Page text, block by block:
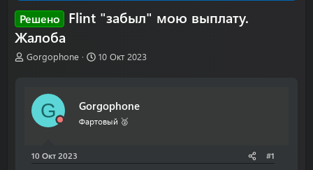
Решено
Flint "забыл" мою выплату.
Жалоба
А
ы
Gorgophone
Д
н
а
10 Окт 2023
G Gorgophone
Фартовый 🥈
10 Окт 2023 #1